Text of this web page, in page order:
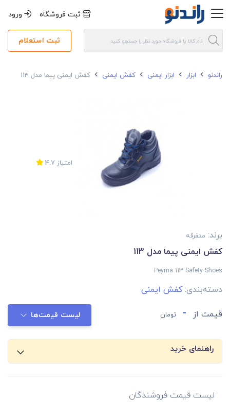
ثبت فروشگاه ورود
ثبت استعلام
راندنو ابزار ابزار ایمنی کفش ایمنی کفش ایمنی پیما مدل 113
امتیاز 4.7
برند: متفرقه
کفش ایمنی پیما مدل 113
Peyma 113 Safety Shoes
دسته‌بندی:کفش ایمنی
قیمت از - تومان لیست قیمت‌ها
راهنمای خرید
لیست قیمت فروشندگان